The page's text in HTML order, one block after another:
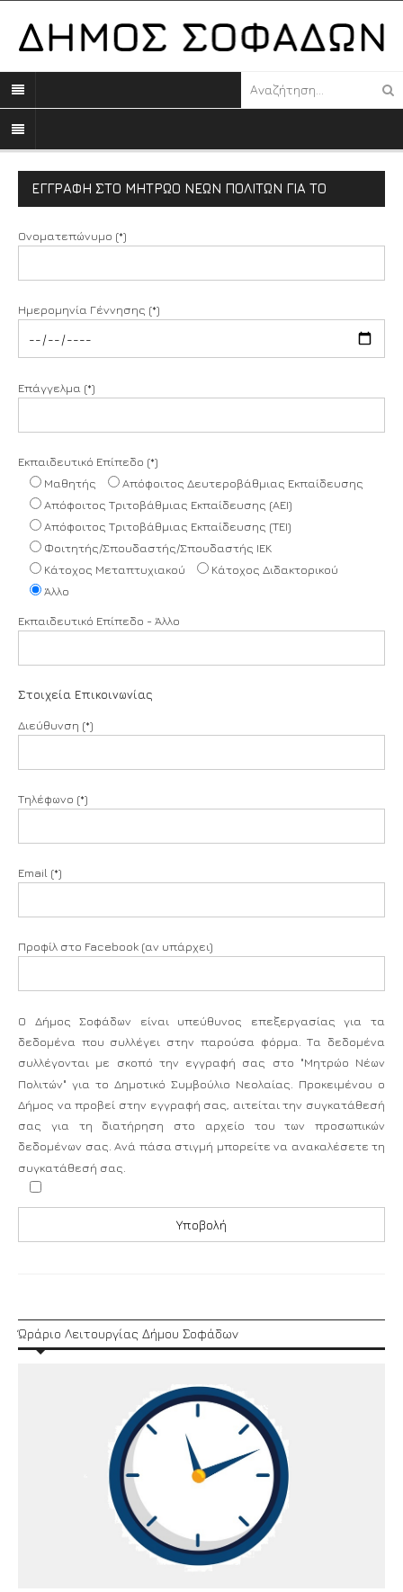
ΕΓΓΡΑΦΗ ΣΤΟ ΜΗΤΡΩΟ ΝΕΩΝ ΠΟΛΙΤΩΝ ΓΙΑ ΤΟ
Ονοματεπώνυμο (*)
Ημερομηνία Γέννησης (*)
Επάγγελμα (*)
Εκπαιδευτικό Επίπεδο (*)
Μαθητής
Απόφοιτος Δευτεροβάθμιας Εκπαίδευσης
Απόφοιτος Τριτοβάθμιας Εκπαίδευσης (ΑΕΙ)
Απόφοιτος Τριτοβάθμιας Εκπαίδευσης (ΤΕΙ)
Φοιτητής/Σπουδαστής/Σπουδαστής ΙΕΚ
Κάτοχος Μεταπτυχιακού
Κάτοχος Διδακτορικού
Άλλο
Εκπαιδευτικό Επίπεδο - Άλλο
Στοιχεία Επικοινωνίας
Διεύθυνση (*)
Τηλέφωνο (*)
Email (*)
Προφίλ στο Facebook (αν υπάρχει)
Ο Δήμος Σοφάδων είναι υπεύθυνος επεξεργασίας για τα
δεδομένα που συλλέγει στην παρούσα φόρμα. Τα δεδομένα
συλλέγονται με σκοπό την εγγραφή σας στο "Μητρώο Νέων
Πολιτών" για το Δημοτικό Συμβούλιο Νεολαίας. Προκειμένου ο
Δήμος να προβεί στην εγγραφή σας, αιτείται την συγκατάθεσή
σας για τη διατήρηση στο αρχείο του των προσωπικών
δεδομένων σας. Ανά πάσα στιγμή μπορείτε να ανακαλέσετε τη
συγκατάθεσή σας.
Ώράριο Λειτουργίας Δήμου Σοφάδων